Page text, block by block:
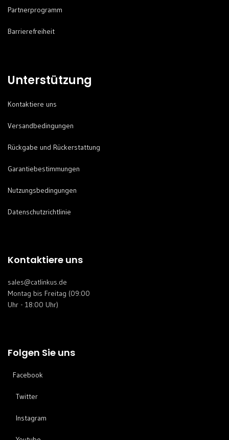
Partnerprogramm
Barrierefreiheit
Unterstützung
Kontaktiere uns
Versandbedingungen
Rückgabe und Rückerstattung
Garantiebestimmungen
Nutzungsbedingungen
Datenschutzrichtlinie
Kontaktiere uns
sales@catlinkus.de
Montag bis Freitag (09:00
Uhr - 18:00 Uhr)
Folgen Sie uns
Facebook
Twitter
Instagram